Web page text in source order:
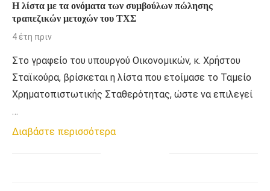
Η λίστα με τα ονόματα των συμβούλων πώλησης
τραπεζικών μετοχών του ΤΧΣ
4 έτη πριν
Στο γραφείο του υπουργού Οικονομικών, κ. Χρήστου
Σταϊκούρα, βρίσκεται η λίστα που ετοίμασε το Ταμείο
Χρηματοπιστωτικής Σταθερότητας, ώστε να επιλεγεί
…
Διαβάστε περισσότερα